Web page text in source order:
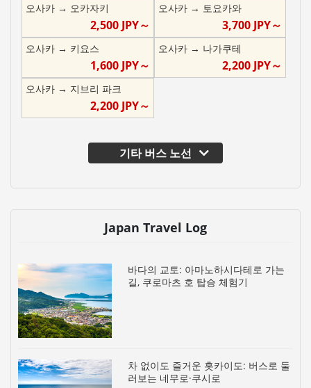
오사카 → 오카자키
2,500JPY～
오사카→ 토요카와
3,700 JPY～
오사카 → 키요스
1,600JPY～
오사카→ 나가쿠테
2,200 JPY～
오사카 → 지브리 파크
2,200JPY～
기타 버스 노선
Japan Travel Log
바다의 교토: 아마노하시다테로 가는
길, 쿠로마츠 호 탑승 체험기
차 없이도 즐거운 홋카이도: 버스로 둘
러보는 네무로·쿠시로